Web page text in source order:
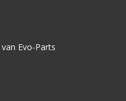
Evo-Parts